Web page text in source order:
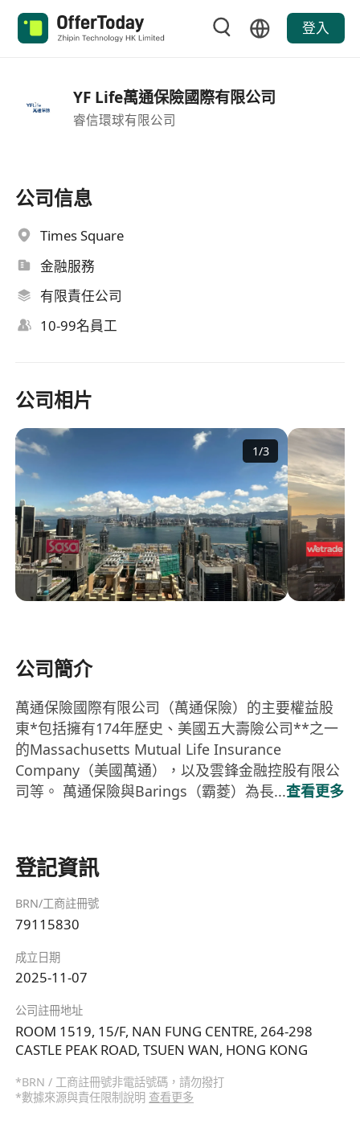
登入
YF Life萬通保險國際有限公司
睿信環球有限公司
公司信息
Times Square
金融服務
有限責任公司
10-99名員工
公司相片
1/3
公司簡介
萬通保險國際有限公司（萬通保險）的主要權益股
東*包括擁有174年歷史、美國五大壽險公司**之一
的Massachusetts Mutual Life Insurance
Company（美國萬通），以及雲鋒金融控股有限公
司等。 萬通保險與Barings（霸菱）為長...查看更多
登記資訊
BRN/工商註冊號
79115830
成立日期
2025-11-07
公司註冊地址
ROOM 1519, 15/F, NAN FUNG CENTRE, 264-298
CASTLE PEAK ROAD, TSUEN WAN, HONG KONG
*BRN / 工商註冊號非電話號碼，請勿撥打
*數據來源與責任限制說明 查看更多